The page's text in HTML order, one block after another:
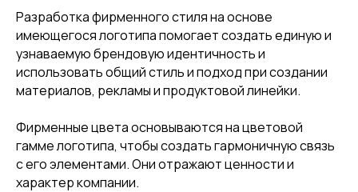
Разработка фирменного стиля на основе
имеющегося логотипа помогает создать единую и
узнаваемую брендовую идентичность и
использовать общий стиль и подход при создании
материалов, рекламы и продуктовой линейки.
Фирменные цвета основываются на цветовой
гамме логотипа, чтобы создать гармоничную связь
с его элементами. Они отражают ценности и
характер компании.